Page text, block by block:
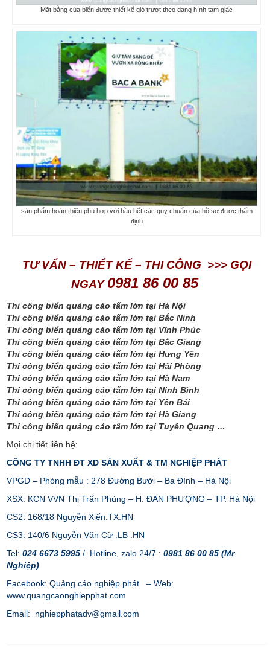
Mặt bằng của biển được thiết kế gió trượt theo dạng hình tam giác
sản phẩm hoàn thiện phù hợp với hầu hết các quy chuẩn của hồ sơ được thẩm
định
TƯ VẤN – THIẾT KẾ – THI CÔNG >>> GỌI
NGAY 0981 86 00 85
Thi công biển quảng cáo tấm lớn tại Hà Nội
Thi công biển quảng cáo tấm lớn tại Bắc Ninh
Thi công biển quảng cáo tấm lớn tại Vĩnh Phúc
Thi công biển quảng cáo tấm lớn tại Bắc Giang
Thi công biển quảng cáo tấm lớn tại Hưng Yên
Thi công biển quảng cáo tấm lớn tại Hải Phòng
Thi công biển quảng cáo tấm lớn tại Hà Nam
Thi công biển quảng cáo tấm lớn tại Ninh Bình
Thi công biển quảng cáo tấm lớn tại Yên Bái
Thi công biển quảng cáo tấm lớn tại Hà Giang
Thi công biển quảng cáo tấm lớn tại Tuyên Quang …
Mọi chi tiết liên hệ:
CÔNG TY TNHH ĐT XD SẢN XUẤT & TM NGHIỆP PHÁT
VPGD – Phòng mẫu : 278 Đường Bưởi – Ba Đình – Hà Nội
XSX: KCN VVN Thị Trấn Phùng – H. ĐAN PHƯỢNG – TP. Hà Nội
CS2: 168/18 Nguyễn Xiển.TX.HN
CS3: 140/6 Nguyễn Văn Cừ .LB .HN
Tel: 024 6673 5995 / Hotline, zalo 24/7 : 0981 86 00 85 (Mr
Nghiệp)
Facebook: Quảng cáo nghiệp phát – Web:
www.quangcaonghiepphat.com
Email: nghiepphatadv@gmail.com